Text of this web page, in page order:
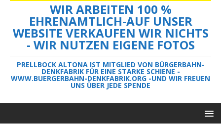
WIR ARBEITEN 100 %
EHRENAMTLICH-AUF UNSER
WEBSITE VERKAUFEN WIR NICHTS
- WIR NUTZEN EIGENE FOTOS
PRELLBOCK ALTONA IST MITGLIED VON BÜRGERBAHN-
DENKFABRIK FÜR EINE STARKE SCHIENE -
WWW.BUERGERBAHN-DENKFABRIK.ORG -UND WIR FREUEN
UNS ÜBER JEDE SPENDE